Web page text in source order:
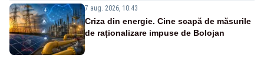
7 aug. 2026, 10:43
Criza din energie. Cine scapă de măsurile
de raționalizare impuse de Bolojan